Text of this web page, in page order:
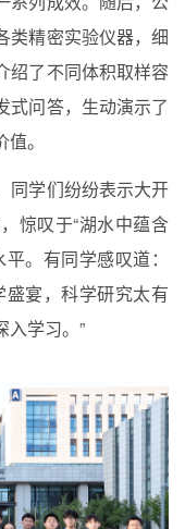
类精密实验仪器，细
绍了不同体积取样容
式问答， 生动演示了
值。
学们纷纷表示大开
惊叹于“湖水中蕴含
。有同学感叹道：
宴，科学研究太有
入学习。”